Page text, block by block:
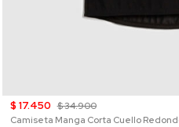
$ 17.450 $ 34.900
Camiseta Manga Corta Cuello